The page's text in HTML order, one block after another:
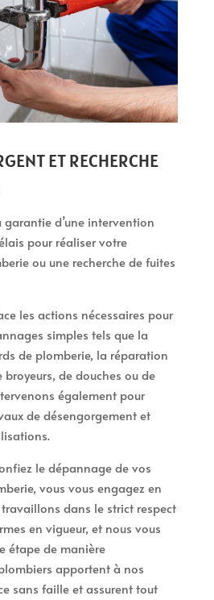
ET RECHERCHE
garantie d’une intervention
pour réaliser votre
ou une recherche de fuites
les actions nécessaires pour
simples tels que la
de plomberie, la réparation
broyeurs, de douches ou de
également pour
de désengorgement et
le dépannage de vos
vous vous engagez en
dans le strict respect
en vigueur, et nous vous
étape de manière
apportent à nos
sans faille et assurent tout